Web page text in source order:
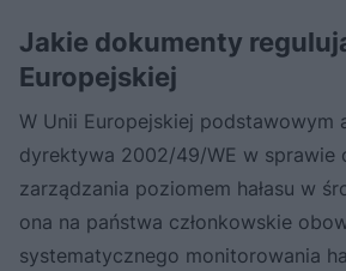
Jakie dokumenty
Europejskiej
W Unii Europejskiej podstawowym
dyrektywa 2002/49/WE w sprawie
zarządzania poziomem hałasu w
ona na państwa członkowskie
systematycznego monitorowania